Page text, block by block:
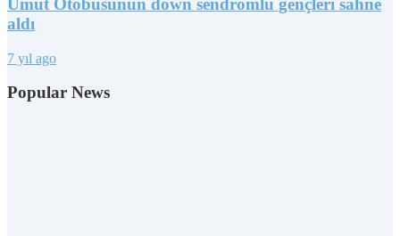
Umut Otobüsünün down sendromlu gençleri sahne
aldı
7 yıl ago
Popular News